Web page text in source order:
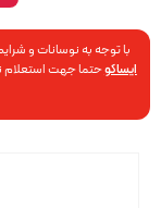
با توجه به نوسانات و
ایساکوحتما جهت استعلام